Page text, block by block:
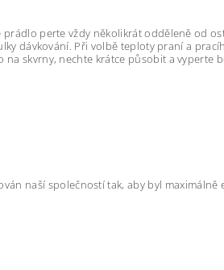
perte vždy několikrát odděleně od
dávkování. Při volbě teploty praní a
skvrny, nechte krátce působit a vyperte
naší společností tak, aby byl